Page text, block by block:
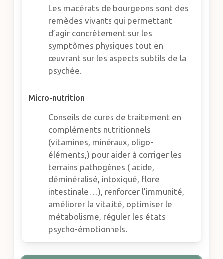
Les macérats de bourgeons sont des
remèdes vivants qui permettant
d’agir concrètement sur les
symptômes physiques tout en
œuvrant sur les aspects subtils de la
psychée.
Micro-nutrition
Conseils de cures de traitement en
compléments nutritionnels
(vitamines, minéraux, oligo-
éléments,) pour aider à corriger les
terrains pathogènes ( acide,
déminéralisé, intoxiqué, flore
intestinale…), renforcer l’immunité,
améliorer la vitalité, optimiser le
métabolisme, réguler les états
psycho-émotionnels.